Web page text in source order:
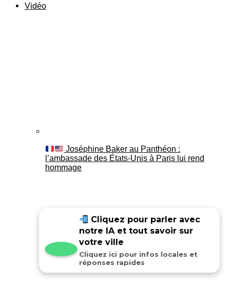
Vidéo
Joséphine Baker au Panthéon :
l’ambassade des États-Unis à Paris lui rend
hommage
Cliquez pour parler avec
notre IA et tout savoir sur
votre ville
Cliquez ici pour infos locales et
réponses rapides